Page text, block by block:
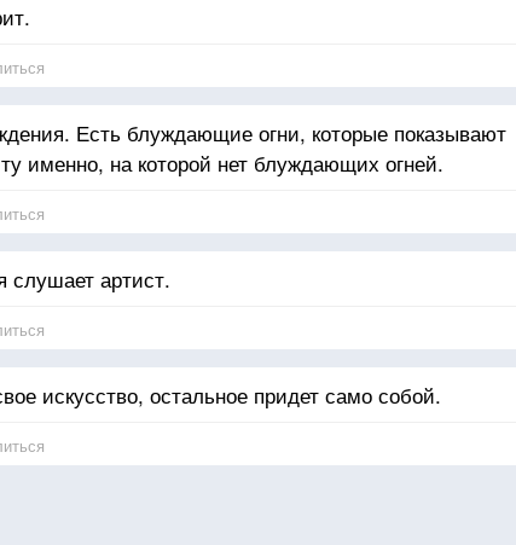
Есть блуждающие огни, которые показывают
именно, на которой нет блуждающих огней.
слушает артист.
искусство, остальное придет само собой.